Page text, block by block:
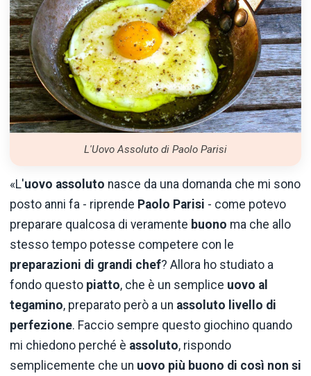
L'Uovo Assoluto di Paolo Parisi
«L'uovo assoluto nasce da una domanda che mi sono
posto anni fa - riprende Paolo Parisi - come potevo
preparare qualcosa di veramente buono ma che allo
stesso tempo potesse competere con le
preparazioni di grandi chef? Allora ho studiato a
fondo questo piatto, che è un semplice uovo al
tegamino, preparato però a un assoluto livello di
perfezione. Faccio sempre questo giochino quando
mi chiedono perché è assoluto, rispondo
semplicemente che un uovo più buono di così non si